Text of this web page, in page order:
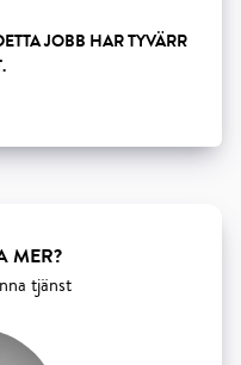
MER?
tjänst
JOBB HAR TYVÄRR